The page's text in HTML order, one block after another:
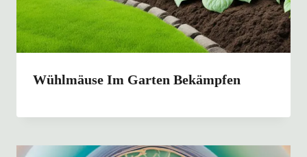
Wühlmäuse Im Garten Bekämpfen